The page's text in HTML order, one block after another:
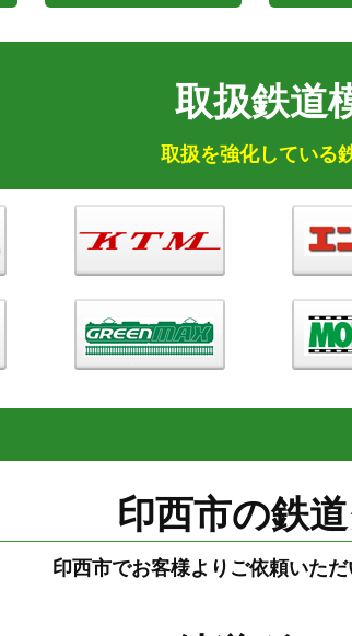
取扱鉄道
取扱を強化している
印西市の鉄
印西市でお客様よりご依頼いた